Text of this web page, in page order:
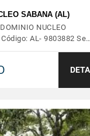
SABANA (AL)
NUCLEO
AL- 9803882 Se…